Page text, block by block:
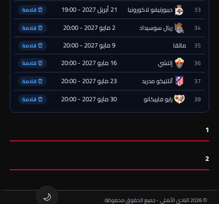
33 ديبورتيفو لاكورونيا 21 أبريل 2027 - 19:00 ⏰ قادمة
34 ريال سوسيداد 2 مايو 2027 - 20:00 ⏰ قادمة
35 مالقا 9 مايو 2027 - 20:00 ⏰ قادمة
36 إلتشي 16 مايو 2027 - 20:00 ⏰ قادمة
37 أتلتيكو مدريد 23 مايو 2027 - 20:00 ⏰ قادمة
38 رايو فاييكانو 30 مايو 2027 - 20:00 ⏰ قادمة
1
2
© 2026 النادي الأهلي - جميع الحقوق محفوظة
🌙